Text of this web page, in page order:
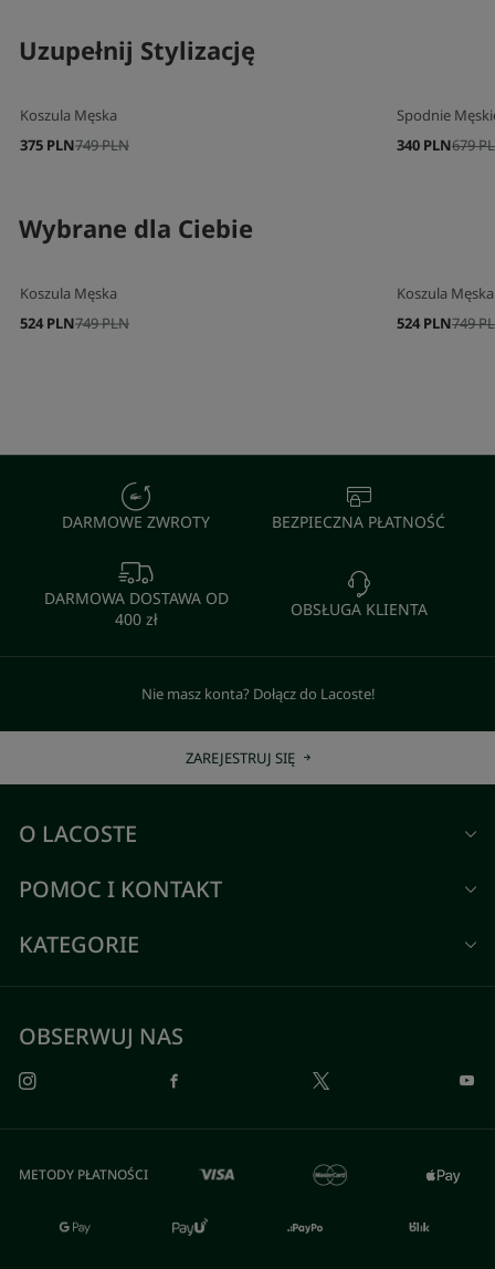
Uzupełnij Stylizację
Koszula Męska
749 PLN
375 PLN
Spodnie
679
340 PLN
Wybrane dla Ciebie
Koszula Męska
749 PLN
524 PLN
Koszula Męska
749
524 PLN
DARMOWE ZWROTY BEZPIECZNA PŁATNOŚĆ
DARMOWA DOSTAWA OD
400 zł
OBSŁUGA KLIENTA
Nie masz konta? Dołącz do Lacoste!
ZAREJESTRUJ SIĘ
O LACOSTE
POMOC I KONTAKT
KATEGORIE
OBSERWUJ NAS
METODY PŁATNOŚCI